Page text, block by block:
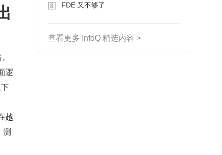
逻
越
测
8 FDE 又不够了
查看更多 InfoQ 精选内容 >